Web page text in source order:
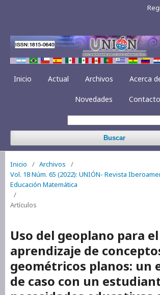
Inicio Actual Archivos Acerca
Novedades Contacto
Buscar
Inicio / Archivos
/
Vol. 18 Núm. 65 (2022): UNIÓN- Revista
Educación Matemática
/
Artículos
Uso del geoplano para el
aprendizaje de
geométricos planos: un
de caso con un